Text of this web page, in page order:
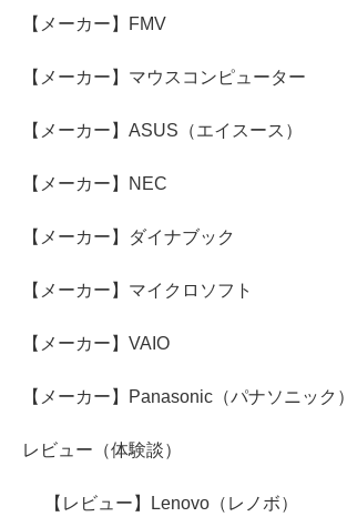
【メーカー】FMV
【メーカー】マウスコンピューター
【メーカー】ASUS（エイスース）
【メーカー】NEC
【メーカー】ダイナブック
【メーカー】マイクロソフト
【メーカー】VAIO
【メーカー】Panasonic（パナソニック）
レビュー（体験談）
【レビュー】Lenovo（レノボ）